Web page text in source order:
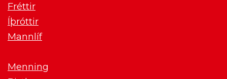
Fréttir
Íþróttir
Mannlíf
Menning